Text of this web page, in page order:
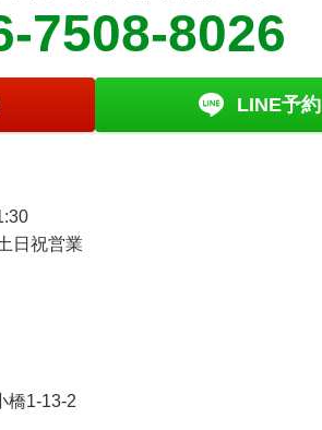
7508-8026
LINE予約
日祝営業
橋1-13-2